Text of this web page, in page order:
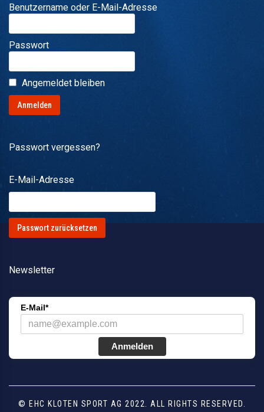
Benutzername oder E-Mail-Adresse
Passwort
Angemeldet bleiben
Passwort vergessen?
E-Mail-Adresse
Newsletter
E-Mail*
Anmelden
© EHC KLOTEN SPORT AG 2022. ALL RIGHTS RESERVED.